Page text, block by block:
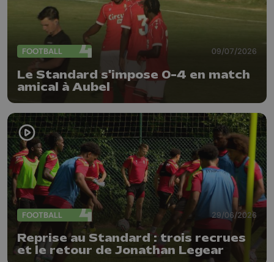
FOOTBALL 09/07/2026
Le Standard s'impose 0-4 en match
amical à Aubel
FOOTBALL 29/06/2026
Reprise au Standard : trois recrues
et le retour de Jonathan Legear